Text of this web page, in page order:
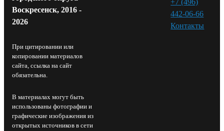
Воскресенск, 2016 -
2026
При цитировании или
копировании материалов
сайта, ссылка на сайт
обязательна.
В материалах могут быть
использованы фотографии и
графические изображения из
открытых источников в сети
442-06-66
Контакты⁠